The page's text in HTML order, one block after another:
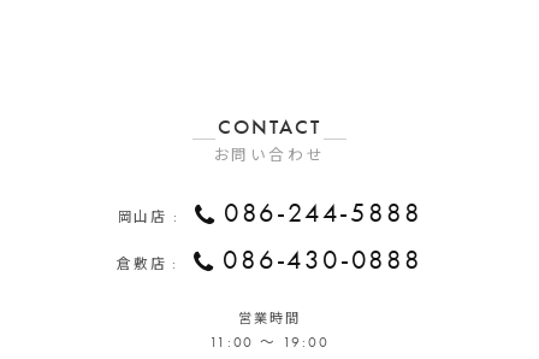
CONTACT
お問い合わせ
岡山店 : 086-244-5888
倉敷店 : 086-430-0888
営業時間
11:00 ～ 19:00